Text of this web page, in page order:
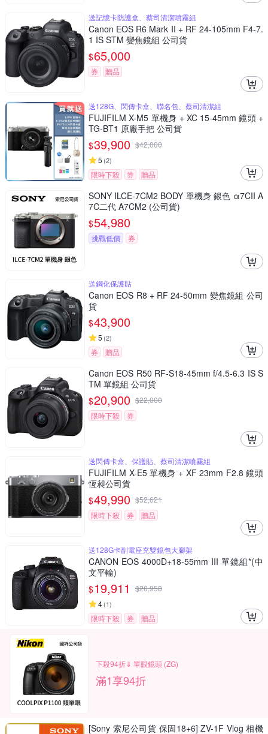
送記憶卡防護盒、蔡司清潔噴霧組
Canon EOS R6 Mark II + RF 24-105mm F4-7.
1 IS STM 變焦鏡組 公司貨
$65,000
券 贈品
送128G、閃傳卡盒、聯名包、蔡司清潔組
FUJIFILM X-M5 單機身 + XC 15-45mm 鏡頭 +
TG-BT1 原廠手把 公司貨
$39,900 $42,000
5 (2)
限時下殺 券 贈品
SONY ILCE-7CM2 BODY 單機身 銀色 α7CII A
7C二代 A7CM2 (公司貨)
$54,980
挑戰低價 券
送鋼化保護貼
Canon EOS R8 + RF 24-50mm 變焦鏡組 公司
貨
$43,900
5 (2)
券 贈品
Canon EOS R50 RF-S18-45mm f/4.5-6.3 IS S
TM 單鏡組 公司貨
$20,900 $22,000
限時下殺
券
送閃傳卡盒、保護貼、蔡司清潔噴霧組
FUJIFILM X-E5 單機身 + XF 23mm F2.8 鏡頭
恆昶公司貨
$49,990 $52,621
限時下殺
券 贈品
送128G卡副電座充雙鏡包大腳架
CANON EOS 4000D+18-55mm III 單鏡組*(中
文平輸)
$19,911 $20,958
4(1)
限時下殺 券 贈品
下殺94折⇓ 單眼鏡頭 (ZG)
滿1享94折
[Sony 索尼公司貨 保固18+6] ZV-1F Vlog 相機